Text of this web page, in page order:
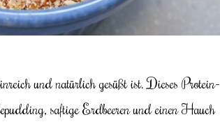
und natürlich gesüßt ist. Dieses Protein-
saftige Erdbeeren und einen Hauch